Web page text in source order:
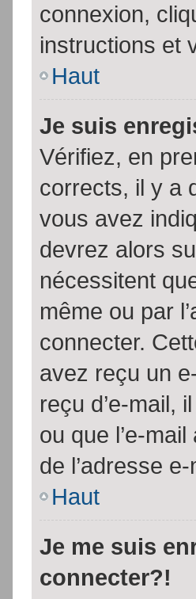
connexion,
instructions et
Haut
Je suis
Vérifiez, en
corrects, il y a
vous avez
devrez alors
nécessitent
même ou par
connecter.
avez reçu un
reçu d’e-mail,
ou que l’e-
de l’adresse
Haut
Je me suis
connecter?!